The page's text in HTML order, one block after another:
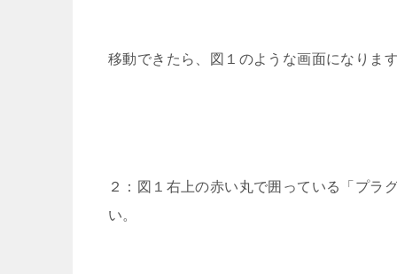
移動できたら、図１のような画面になりま
２：図１右上の赤い丸で囲っている「プ
い。